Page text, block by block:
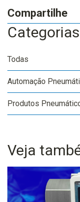
Compartilhe
Categorias
Todas
Automação
Produtos
Veja